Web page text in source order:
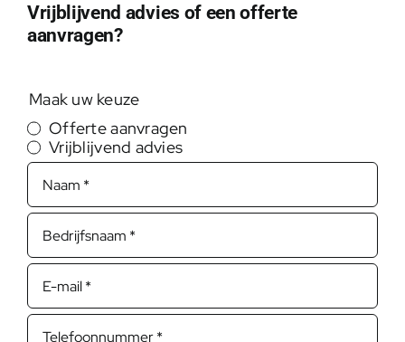
Vrijblijvend advies of een offerte
aanvragen?
Maak uw keuze
Offerte aanvragen
Vrijblijvend advies